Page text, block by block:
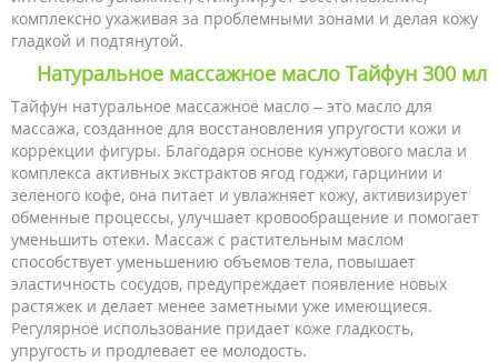
комплексно ухаживая за проблемными зонами и делая кожу
гладкой и подтянутой.
Натуральное массажное масло Тайфун 300 мл
Тайфун натуральное массажное масло – это масло для
массажа, созданное для восстановления упругости кожи и
коррекции фигуры. Благодаря основе кунжутового масла и
комплекса активных экстрактов ягод годжи, гарцинии и
зеленого кофе, она питает и увлажняет кожу, активизирует
обменные процессы, улучшает кровообращение и помогает
уменьшить отеки. Массаж с растительным маслом
способствует уменьшению объемов тела, повышает
эластичность сосудов, предупреждает появление новых
растяжек и делает менее заметными уже имеющиеся.
Регулярное использование придает коже гладкость,
упругость и продлевает ее молодость.